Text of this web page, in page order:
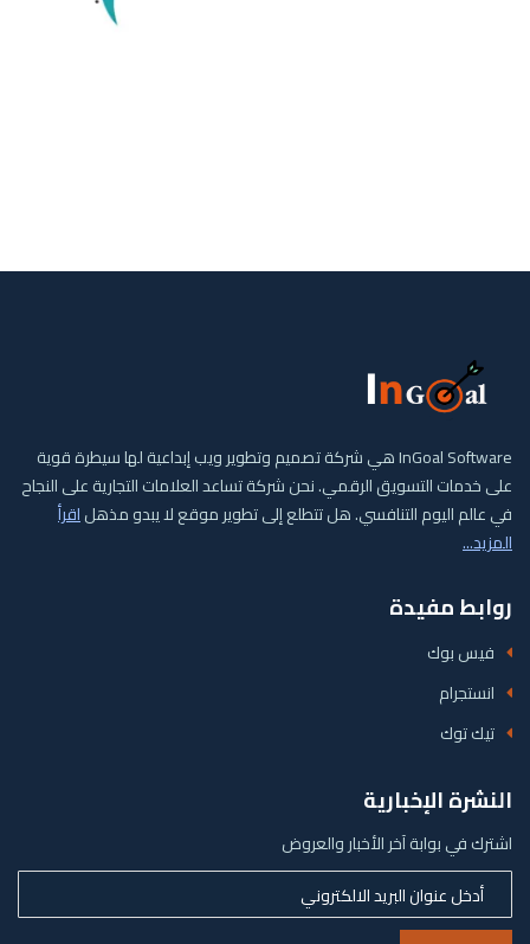
InGoal Software هي شركة تصميم وتطوير ويب إبداعية لها سيطرة قوية
على خدمات التسويق الرقمي. نحن شركة تساعد العلامات التجارية على النجاح
في عالم اليوم التنافسي. هل تتطلع إلى تطوير موقع لا يبدو مذهلاقرأ
المزيد...
روابط مفيدة
فيس بوك
انستجرام
تيك توك
النشرة الإخبارية
اشترك في بوابة آخر الأخبار والعروض